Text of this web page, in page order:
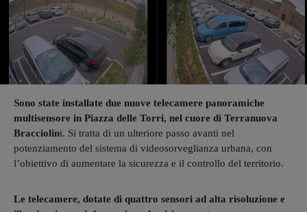
Sono state installate due nuove telecamere panoramiche
multisensore in Piazza delle Torri, nel cuore di Terranuova
Bracciolini. Si tratta di un ulteriore passo avanti nel
potenziamento del sistema di videosorveglianza urbana, con
l’obiettivo di aumentare la sicurezza e il controllo del territorio.
Le telecamere, dotate di quattro sensori ad alta risoluzione e